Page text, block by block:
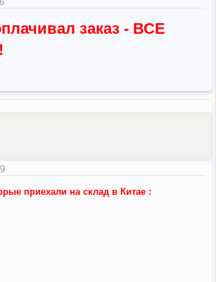
заказ - ВСЕ
приехали на склад в Китае :